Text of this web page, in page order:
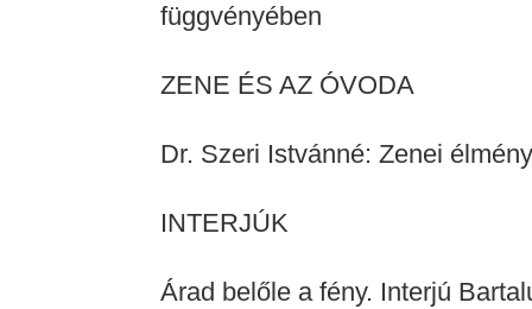
függvényében
ZENE ÉS AZ ÓVODA
Dr. Szeri Istvánné: Zenei
INTERJÚK
Árad belőle a fény. Interjú